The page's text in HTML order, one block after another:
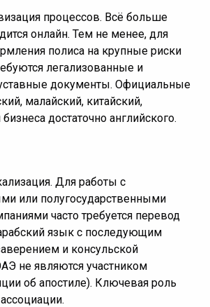
процессов. Всё больше
онлайн. Тем не менее, для
полиса на крупные риски
легализованные и
документы. Официальные
малайский, китайский,
достаточно английского.
Для работы с
или полугосударственными
часто требуется перевод
язык с последующим
и консульской
не являются участником
об апостиле). Ключевая роль